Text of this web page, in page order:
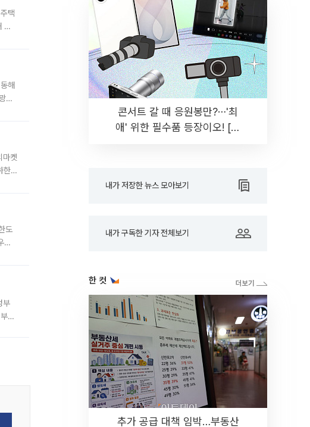
택
정
해
양
마켓
한
도
리
부
산
콘서트 갈 때 응원봉만?⋯'최
애' 위한 필수품 등장이오! [솔
내가 저장한 뉴스 모아보기
내가 구독한 기자 전체보기
한 컷
추가 공급 대책 임박…부동산